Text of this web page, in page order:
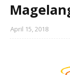
April 15, 2018